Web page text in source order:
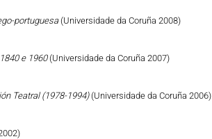
portuguesa(Universidade da Coruña 2008)
e 1960(Universidade da Coruña 2007)
Teatral (1978-1994)(Universidade da Coruña 2006)